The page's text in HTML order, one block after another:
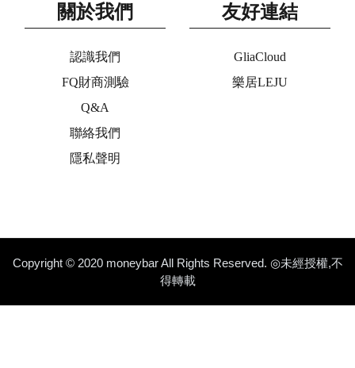
關於我們
認識我們
FQ財商測驗
Q&A
聯絡我們
隱私聲明
友好連結
GliaCloud
樂居LEJU
Copyright © 2020 moneybar All Rights Reserved. ◎未經授權,不
得轉載